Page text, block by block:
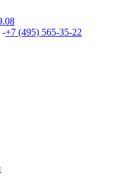
-+7 (495) 565-35-22